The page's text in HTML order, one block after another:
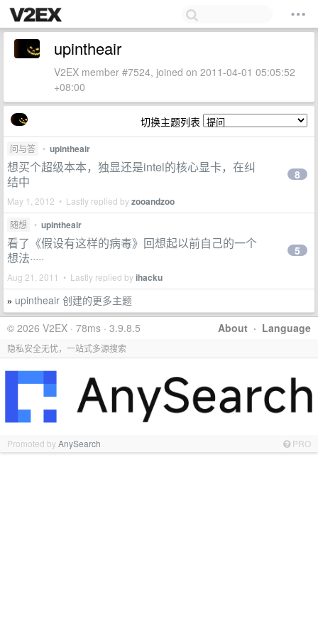
upintheair
V2EX member #7524, joined on 2011-04-01 05:05:52
+08:00
切换主题列表
问与答 • upintheair
想买个超级本本，独显还是intel的核心显卡，在纠
结中
May 1, 2012 • Lastly replied byzooandzoo
8
随想 • upintheair
看了《假设有这样的病毒》回想起以前自己的一个
想法·····
Aug 21, 2011 • Lastly replied byihacku
5
» upintheair 创建的更多主题
About · Language
© 2026 V2EX · 78ms · 3.9.8.5
隐私安全无忧，一站式多源搜索
Promoted byAnySearch PRO